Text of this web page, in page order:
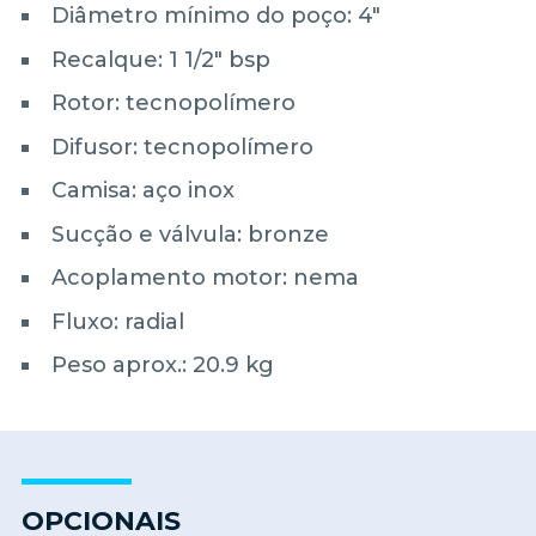
Diâmetro mínimo do poço: 4"
Recalque: 1 1/2" bsp
Rotor: tecnopolímero
Difusor: tecnopolímero
Camisa: aço inox
Sucção e válvula: bronze
Acoplamento motor: nema
Fluxo: radial
Peso aprox.: 20.9 kg
OPCIONAIS